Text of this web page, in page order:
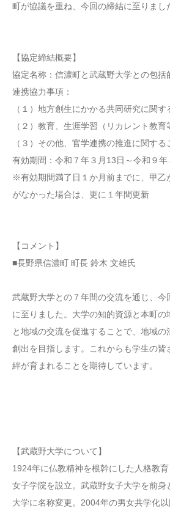
町が協議を重ね、今回の締結に至りまし
【協定締結概要】
協定名称：信濃町と武蔵野大学との包括
連携協力事項：
（１）地方創生にかかる共同研究に関す
（２）教育、生涯学習（リカレント教
（３）その他、官学連携の推進に関する
有効期間：令和７年３月13日～令和９年
※有効期間満了日１か月前までに、甲乙
がなかった場合は、更に１年間更新
【コメント】
■長野県信濃町 町長 鈴木 文雄氏
武蔵野大学との７年間の交流を通じ、今
に至りました。大学の知的資源と本町
と地域の交流を促進することで、地域
創出を目指します。これからも学生の皆
絆が育まれることを期待しています。
【武蔵野大学について】
1924年に仏教精神を根幹にした人格教
女子学院を設立。武蔵野女子大学を前身
大学に名称変更。2004年の男女共学化